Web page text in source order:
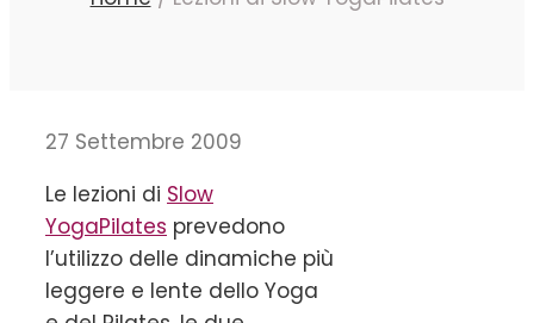
27 Settembre 2009
Le lezioni di Slow
YogaPilates prevedono
l’utilizzo delle dinamiche più
leggere e lente dello Yoga